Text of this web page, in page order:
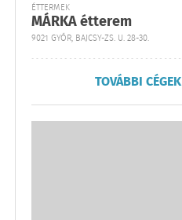
ÉTTERMEK
MÁRKA étterem
9021 GYŐR, BAJCSY-ZS. U. 28-30.
TOVÁBBI CÉGEK